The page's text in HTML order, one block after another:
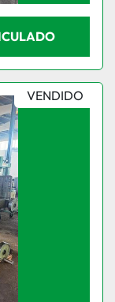
VENDIDO